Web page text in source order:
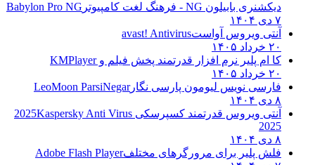
دیکشنری بابیلون NG - فرهنگ لغت کامپیوتر
Babylon Pro NG
۷ دی ۱۴۰۴
آنتی ویروس آواستavast! Antivirus
۲۰ خرداد ۱۴۰۵
کا ام پلیر نرم افزار قدرتمند پخش فیلم وKMPlayer
۲۰ خرداد ۱۴۰۵
فارسی نویس لیومون پارسی نگارLeoMoon ParsiNegar
۸ دی ۱۴۰۴
آنتی ویروس قدرتمند کسپرسکی 2025 Kaspersky Anti Virus
2025
۸ دی ۱۴۰۴
فلش پلیر برای مرورگرهای مختلفAdobe Flash Player